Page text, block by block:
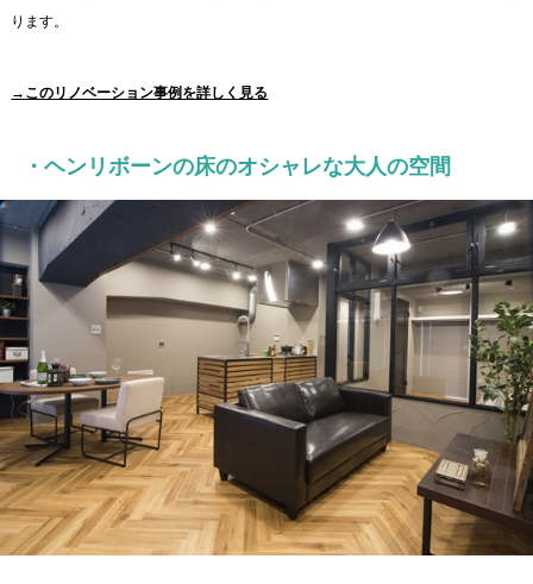
ります。
→このリノベーション事例を詳しく見る
・ヘンリボーンの床のオシャレな大人の空間